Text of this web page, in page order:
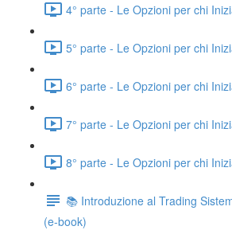
4° parte - Le Opzioni per chi
5° parte - Le Opzioni per chi
6° parte - Le Opzioni per chi
7° parte - Le Opzioni per chi
8° parte - Le Opzioni per chi
📚 Introduzione al Trading
(e-book)